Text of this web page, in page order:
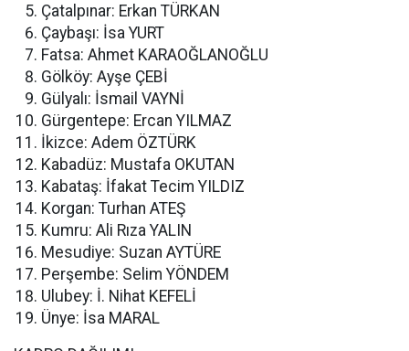
Çatalpınar: Erkan TÜRKAN
Çaybaşı: İsa YURT
Fatsa: Ahmet KARAOĞLANOĞLU
Gölköy: Ayşe ÇEBİ
Gülyalı: İsmail VAYNİ
Gürgentepe: Ercan YILMAZ
İkizce: Adem ÖZTÜRK
Kabadüz: Mustafa OKUTAN
Kabataş: İfakat Tecim YILDIZ
Korgan: Turhan ATEŞ
Kumru: Ali Rıza YALIN
Mesudiye: Suzan AYTÜRE
Perşembe: Selim YÖNDEM
Ulubey: İ. Nihat KEFELİ
Ünye: İsa MARAL